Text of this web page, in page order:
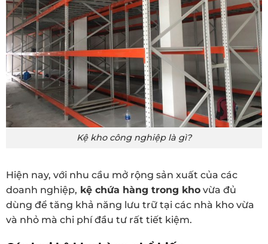
Kệ kho công nghiệp là gì?
Hiện nay, với nhu cầu mở rộng sản xuất của các
doanh nghiệp, kệ chứa hàng trong kho vừa đủ
dùng để tăng khả năng lưu trữ tại các nhà kho vừa
và nhỏ mà chi phí đầu tư rất tiết kiệm.